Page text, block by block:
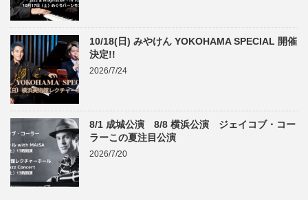
10/18(日) みやけん YOKOHAMA SPECIAL 開催
決定!!
2026/7/24
8/1 成城公演 8/8 横浜公演 ジェイコブ・コー
ラーこの夏注目公演
2026/7/20